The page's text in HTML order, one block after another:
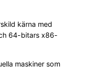
kärna med
64-bitars x86-
maskiner som